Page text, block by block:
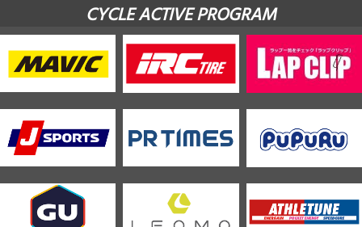
CYCLE ACTIVE PROGRAM